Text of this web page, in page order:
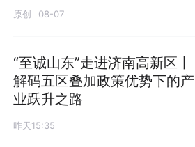
原创 08-07
“至诚山东”走进济南高新区丨
解码五区叠加政策优势下的产
业跃升之路
昨天15:35